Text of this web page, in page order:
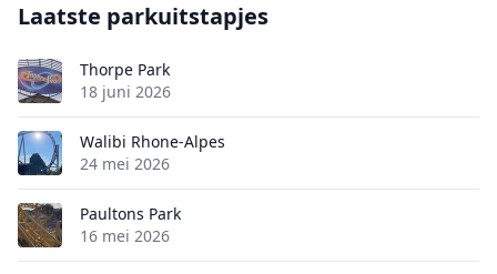
Laatste parkuitstapjes
Thorpe Park
18 juni 2026
Walibi Rhone-Alpes
24 mei 2026
Paultons Park
16 mei 2026